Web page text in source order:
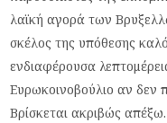
λαϊκή αγορά των
σκέλος της υπόθεσης
ενδιαφέρουσα
Ευρωκοινοβούλιο αν δεν
Βρίσκεται ακριβώς απέξω.